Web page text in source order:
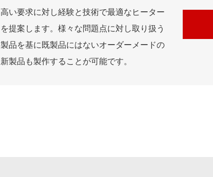
高い要求に対し経験と技術で最適なヒーター
を提案します。様々な問題点に対し取り扱う
製品を基に既製品にはないオーダーメードの
新製品も製作することが可能です。